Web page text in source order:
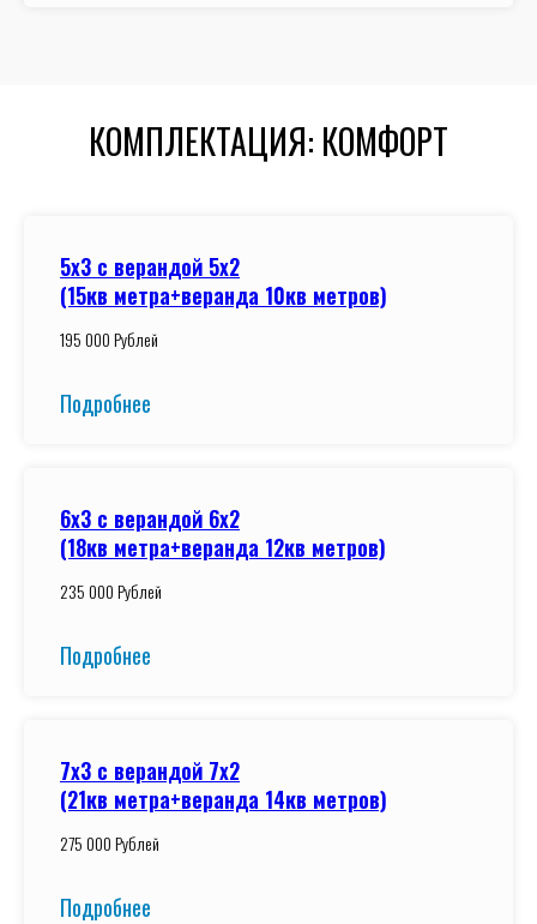
КОМПЛЕКТАЦИЯ: КОМФОРТ
5x3 с верандой 5x2
(15кв метра+веранда 10кв метров)
195 000 Рублей
Подробнее
6x3 с верандой 6x2
(18кв метра+веранда 12кв метров)
235 000 Рублей
Подробнее
7x3 с верандой 7x2
(21кв метра+веранда 14кв метров)
275 000 Рублей
Подробнее